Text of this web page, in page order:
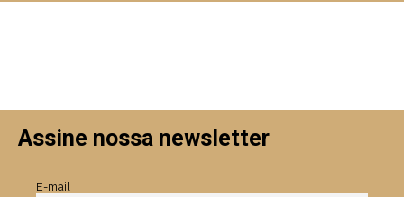
Assine nossa newsletter
E-mail